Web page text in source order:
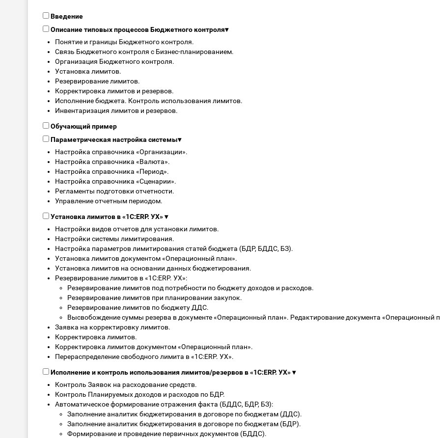
Введение
Описание типовых процессов Бюджетного контроля▾
Понятие и границы Бюджетного контроля.
Связь Бюджетного контроля с Бизнес-планированием.
Организация Бюджетного контроля.
Установка лимитов.
Резервирование лимитов.
Корректировка лимитов и резервов.
Исполнение бюджета. Контроль использования лимитов.
Инвентаризация лимитов и резервов.
Обучающий пример
Параметрическая настройка системы▾
Настройка справочника «Организации».
Настройка справочника «Валюта».
Настройка справочника «Период».
Настройка справочника «Сценарии».
Регламенты подготовки отчетности.
Управление отчетным периодом.
Установка лимитов в «1С:ERP. УХ»▾
Настройки видов отчетов для установки лимитов.
Настройки системы лимитирования.
Настройка параметров лимитирования статей бюджета (БДР, БДДС, БЗ).
Установка лимитов документом «Операционный план».
Установка лимитов на основании данных бюджетирования.
Резервирование лимитов в «1С:ERP. УХ»:
Резервирование лимитов под потребности по бюджету доходов и расходов.
Резервирование лимитов при планировании закупок.
Резервирование лимитов по бюджету ДДС.
Высвобождение суммы резерва в документе «Операционный план». Редактирование документа «Операционный
Заявка на корректировку лимитов.
Корректировка лимитов.
Корректировка лимитов документом «Операционный план».
Перераспределение свободного лимита в «1С:ERP. УХ».
Исполнение и контроль использования лимитов/резервов в «1С:ERP. УХ»▾
Контроль Заявок на расходование средств.
Контроль Планируемых доходов и расходов по БДР.
Автоматическое формирование отражения факта (БДДС, БДР, БЗ):
Заполнение аналитик бюджетирования в договоре по бюджетам (ДДС).
Заполнение аналитик бюджетирования в договоре по бюджетам (БДР).
Формирование и проведение первичных документов (БДДС).